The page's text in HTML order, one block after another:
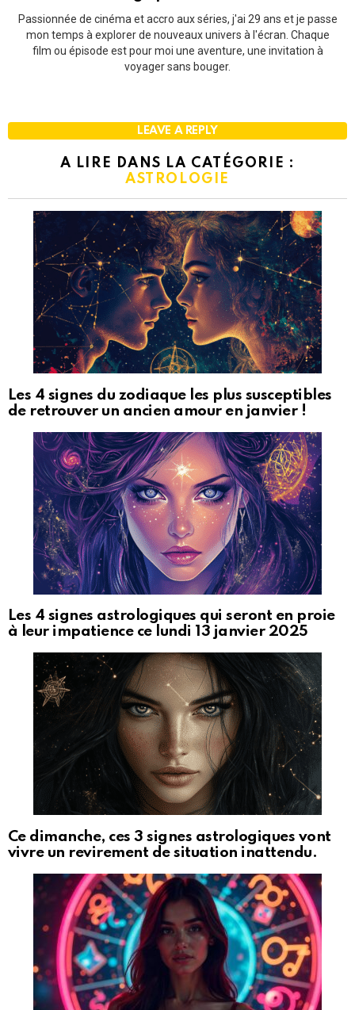
Passionnée de cinéma et accro aux séries, j'ai 29 ans et je passe
mon temps à explorer de nouveaux univers à l'écran. Chaque
film ou épisode est pour moi une aventure, une invitation à
voyager sans bouger.
LEAVE A REPLY
A LIRE DANS LA CATÉGORIE :
ASTROLOGIE
Les 4 signes du zodiaque les plus susceptibles
de retrouver un ancien amour en janvier !
Les 4 signes astrologiques qui seront en proie
à leur impatience ce lundi 13 janvier 2025
Ce dimanche, ces 3 signes astrologiques vont
vivre un revirement de situation inattendu.